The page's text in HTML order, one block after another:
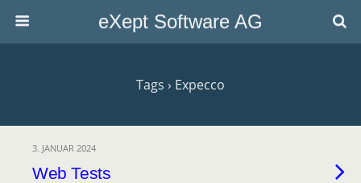
eXept Software AG
Tags › Expecco
3. JANUAR 2024
Web Tests